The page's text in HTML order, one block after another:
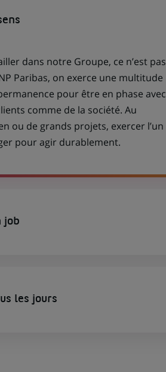
dans notre Groupe, ce n’est pas
Paribas, on exerce une multitude
pour être en phase avec
comme de la société. Au
ou de grands projets, exercer l’un
pour agir durablement.
job
les jours